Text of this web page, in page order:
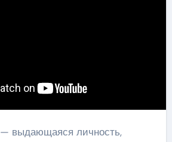
— выдающаяся личность,